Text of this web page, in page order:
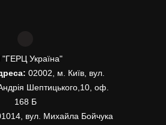
Україна"
02002, м. Київ, вул.
Шептицького,10, оф.
168 Б
вул. Михайла Бойчука